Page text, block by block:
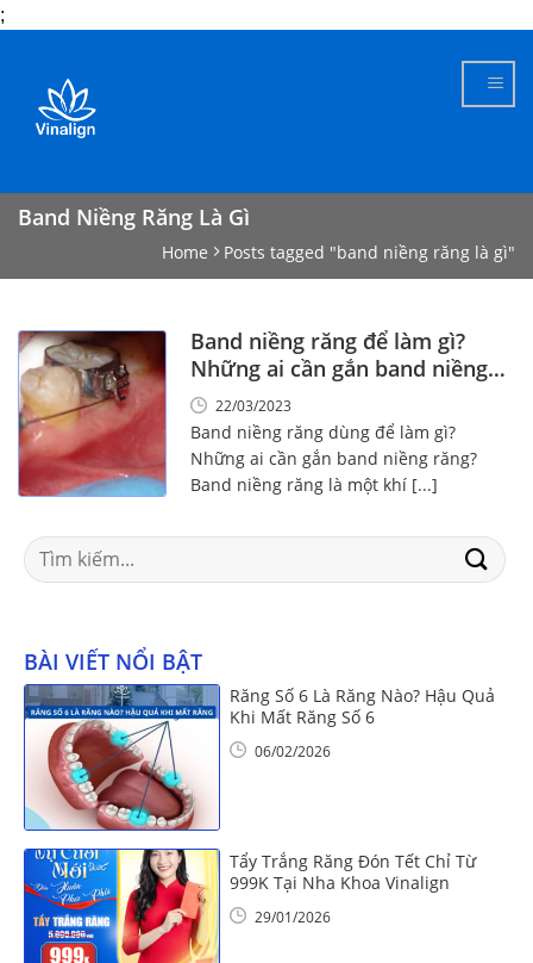
;
content
Band Niềng Răng Là Gì
Home Posts tagged "band niềng răng là gì"
Band niềng răng để làm gì?
Những ai cần gắn band niềng
răng?
22/03/2023
Band niềng răng dùng để làm gì?
Những ai cần gắn band niềng răng?
Band niềng răng là một khí [...]
Search
for:
BÀI VIẾT NỔI BẬT
Răng Số 6 Là Răng Nào? Hậu Quả
Khi Mất Răng Số 6
06/02/2026
Tẩy Trắng Răng Đón Tết Chỉ Từ
999K Tại Nha Khoa Vinalign
29/01/2026